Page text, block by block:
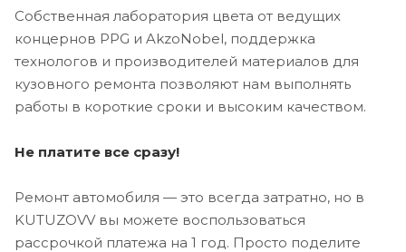
Собственная лаборатория цвета от ведущих
концернов PPG и AkzoNobel, поддержка
технологов и производителей материалов для
кузовного ремонта позволяют нам выполнять
работы в короткие сроки и высоким качеством.
Не платите все сразу!
Ремонт автомобиля — это всегда затратно, но в
KUTUZOVV вы можете воспользоваться
рассрочкой платежа на 1 год. Просто поделите